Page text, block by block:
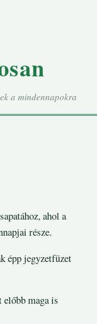
a mindennapokra
ahol a
része.
épp jegyzetfüzet
maga is